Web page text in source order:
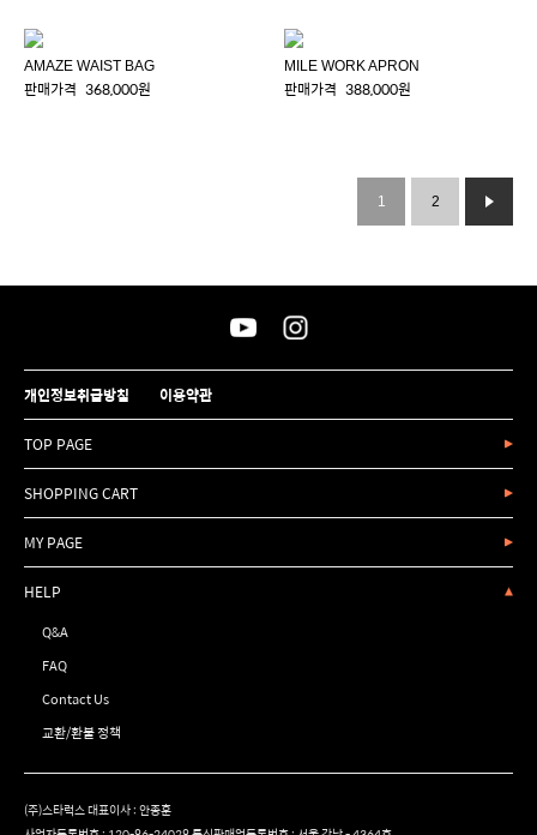
AMAZE WAIST BAG
판매가격 368,000원
MILE WORK APRON
판매가격 388,000원
1 2
개인정보취급방침 이용약관
TOP PAGE
SHOPPING CART
MY PAGE
HELP
Q&A
FAQ
Contact Us
교환/환불 정책
(주)스타럭스 대표이사 : 안종훈